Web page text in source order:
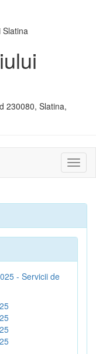
230080, Slatina,
sau
- Servicii de